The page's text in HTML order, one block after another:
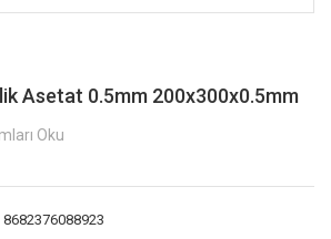
Asetat 0.5mm 200x300x0.5mm
Oku
8682376088923